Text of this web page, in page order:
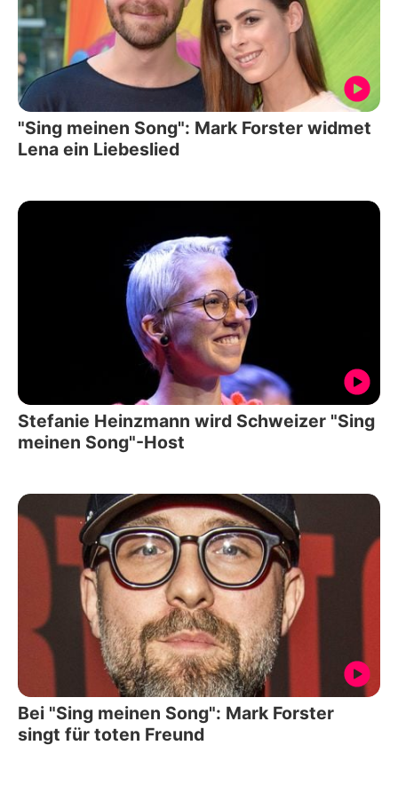
"Sing meinen Song": Mark Forster widmet
Lena ein Liebeslied
Stefanie Heinzmann wird Schweizer "Sing
meinen Song"-Host
Bei "Sing meinen Song": Mark Forster
singt für toten Freund